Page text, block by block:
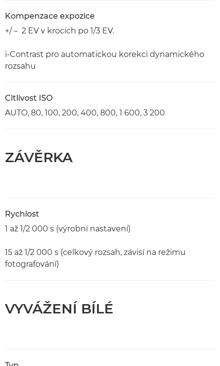
Kompenzace expozice
+/－ 2 EV v krocích po 1/3 EV.
i-Contrast pro automatickou korekci dynamického
rozsahu
Citlivost ISO
AUTO, 80, 100, 200, 400, 800, 1 600, 3 200
ZÁVĚRKA
Rychlost
1 až 1/2 000 s (výrobní nastavení)
15 až 1/2 000 s (celkový rozsah, závisí na režimu
fotografování)
VYVÁŽENÍ BÍLÉ